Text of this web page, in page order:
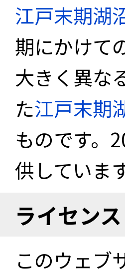
江戸末期湖
期にかけて
大きく異な
た江戸末期
ものです。
供しています
ライセンス
このウェブ